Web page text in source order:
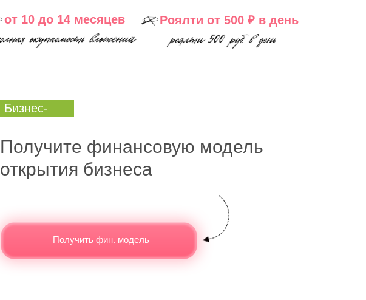
от 10 до 14 месяцев
Получите финансовую модель
открытия бизнеса
Бизнес-
Получить фин. модель
Роялти от 500 ₽ в день